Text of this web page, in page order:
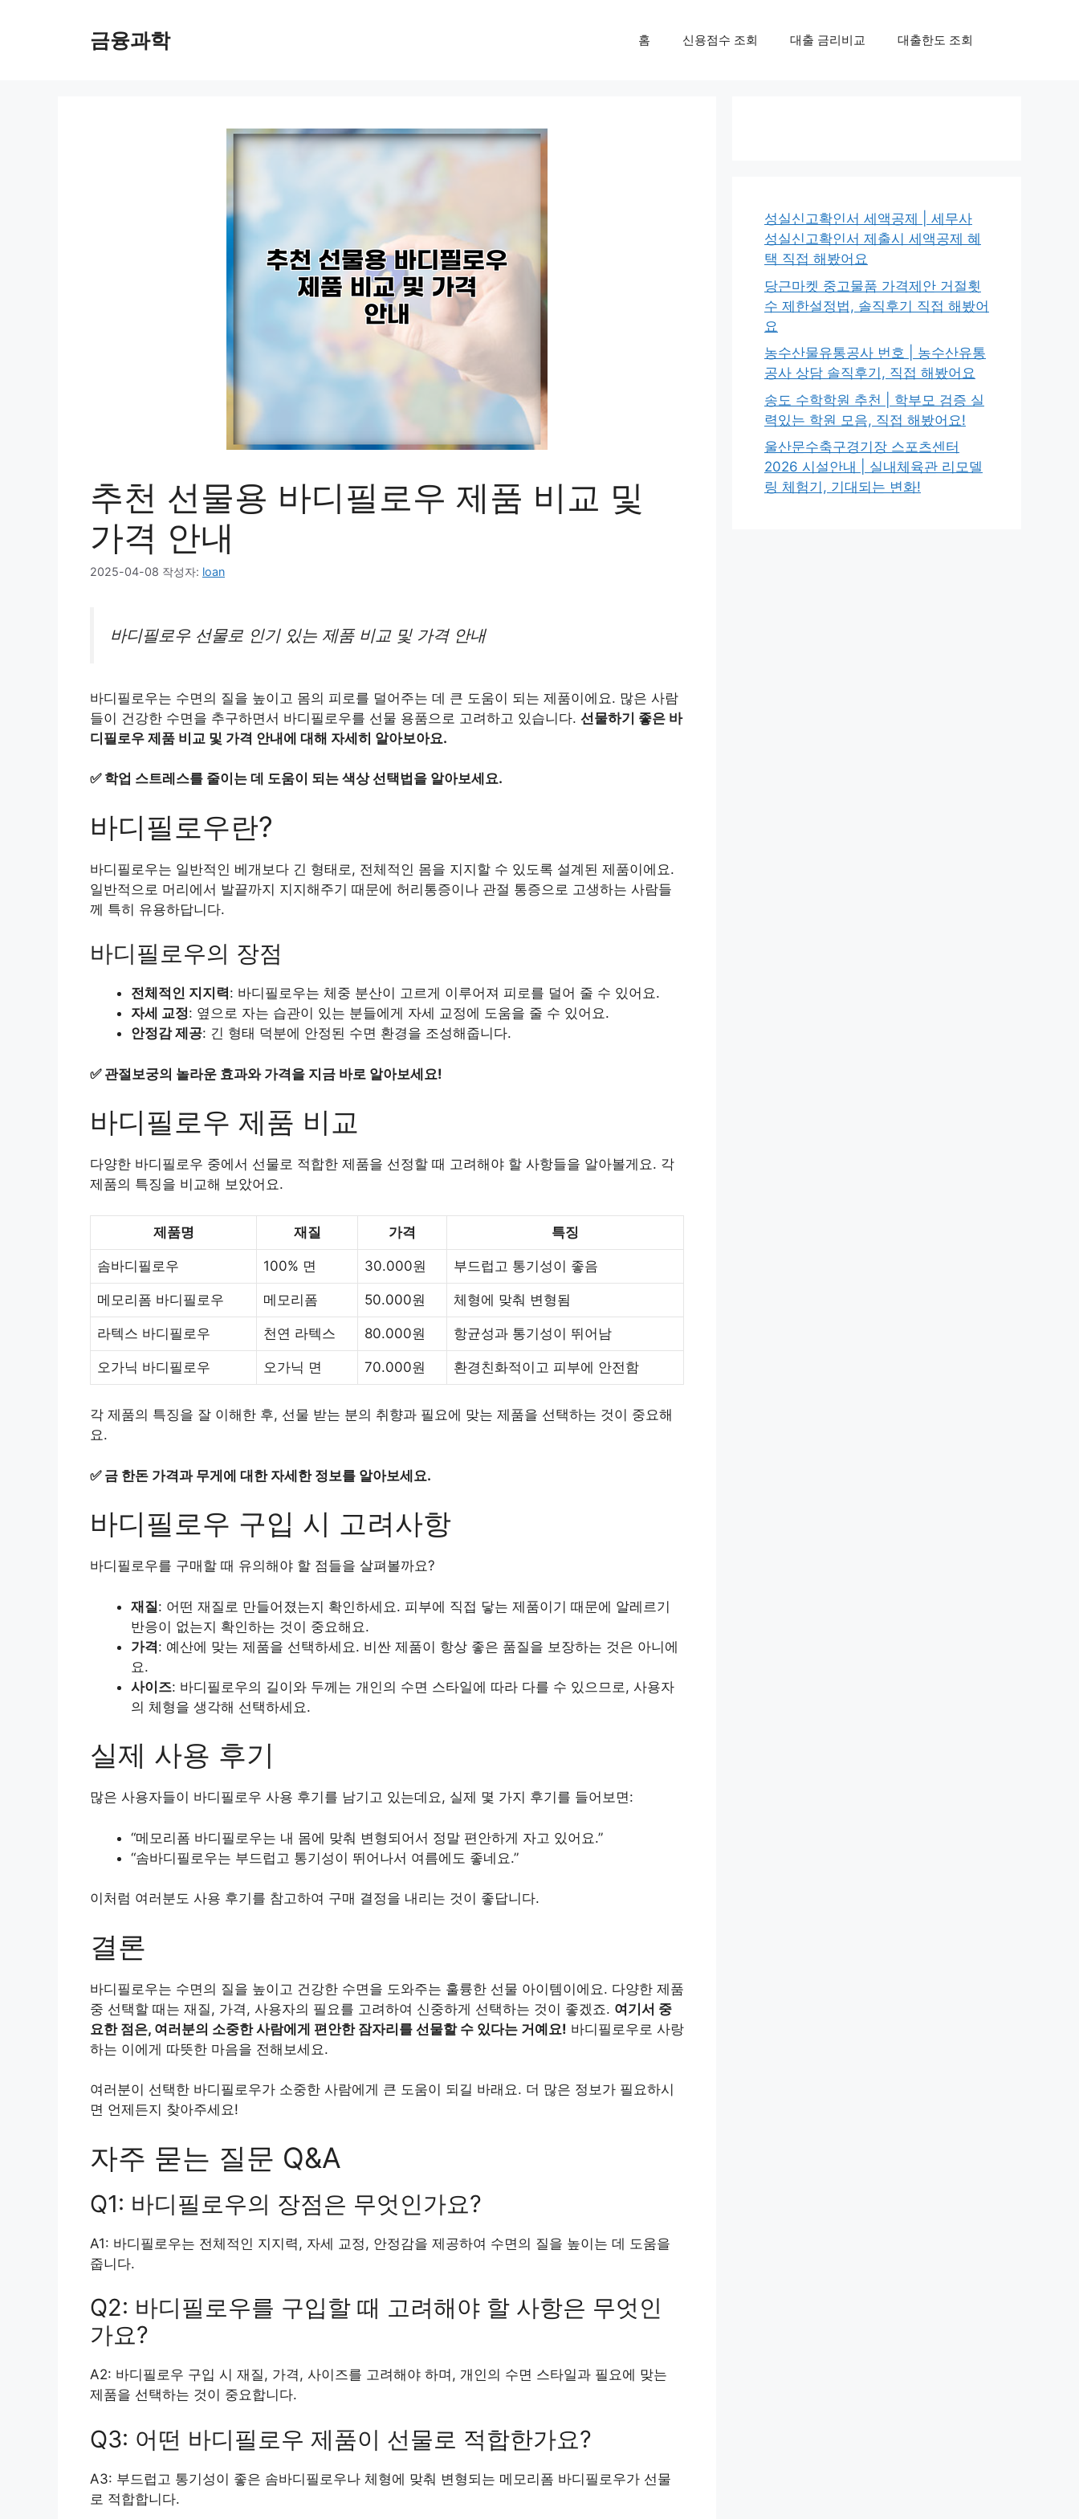
금융과학 홈 신용점수 조회 대출 금리비교 대출한도 조회
추천 선물용 바디필로우 제품 비교 및
가격 안내
2025-04-08 작성자: loan
바디필로우 선물로 인기 있는 제품 비교 및 가격 안내
바디필로우는 수면의 질을 높이고 몸의 피로를 덜어주는 데 큰 도움이 되는 제품이에요. 많은 사람
들이 건강한 수면을 추구하면서 바디필로우를 선물 용품으로 고려하고 있습니다. 선물하기 좋은 바
디필로우 제품 비교 및 가격 안내에 대해 자세히 알아보아요.
✅ 학업 스트레스를 줄이는 데 도움이 되는 색상 선택법을 알아보세요.
바디필로우란?
바디필로우는 일반적인 베개보다 긴 형태로, 전체적인 몸을 지지할 수 있도록 설계된 제품이에요.
일반적으로 머리에서 발끝까지 지지해주기 때문에 허리통증이나 관절 통증으로 고생하는 사람들
께 특히 유용하답니다.
바디필로우의 장점
전체적인 지지력: 바디필로우는 체중 분산이 고르게 이루어져 피로를 덜어 줄 수 있어요.
자세 교정: 옆으로 자는 습관이 있는 분들에게 자세 교정에 도움을 줄 수 있어요.
안정감 제공: 긴 형태 덕분에 안정된 수면 환경을 조성해줍니다.
✅ 관절보궁의 놀라운 효과와 가격을 지금 바로 알아보세요!
바디필로우 제품 비교
다양한 바디필로우 중에서 선물로 적합한 제품을 선정할 때 고려해야 할 사항들을 알아볼게요. 각
제품의 특징을 비교해 보았어요.
제품명 재질 가격 특징
솜바디필로우 100% 면 30.000원 부드럽고 통기성이 좋음
메모리폼 바디필로우 메모리폼 50.000원 체형에 맞춰 변형됨
라텍스 바디필로우 천연 라텍스 80.000원 항균성과 통기성이 뛰어남
오가닉 바디필로우 오가닉 면 70.000원 환경친화적이고 피부에 안전함
각 제품의 특징을 잘 이해한 후, 선물 받는 분의 취향과 필요에 맞는 제품을 선택하는 것이 중요해
요.
✅ 금 한돈 가격과 무게에 대한 자세한 정보를 알아보세요.
바디필로우 구입 시 고려사항
바디필로우를 구매할 때 유의해야 할 점들을 살펴볼까요?
재질: 어떤 재질로 만들어졌는지 확인하세요. 피부에 직접 닿는 제품이기 때문에 알레르기
반응이 없는지 확인하는 것이 중요해요.
가격: 예산에 맞는 제품을 선택하세요. 비싼 제품이 항상 좋은 품질을 보장하는 것은 아니에
요.
사이즈: 바디필로우의 길이와 두께는 개인의 수면 스타일에 따라 다를 수 있으므로, 사용자
의 체형을 생각해 선택하세요.
실제 사용 후기
많은 사용자들이 바디필로우 사용 후기를 남기고 있는데요, 실제 몇 가지 후기를 들어보면:
“메모리폼 바디필로우는 내 몸에 맞춰 변형되어서 정말 편안하게 자고 있어요.”
“솜바디필로우는 부드럽고 통기성이 뛰어나서 여름에도 좋네요.”
이처럼 여러분도 사용 후기를 참고하여 구매 결정을 내리는 것이 좋답니다.
결론
바디필로우는 수면의 질을 높이고 건강한 수면을 도와주는 훌륭한 선물 아이템이에요. 다양한 제품
중 선택할 때는 재질, 가격, 사용자의 필요를 고려하여 신중하게 선택하는 것이 좋겠죠. 여기서 중
요한 점은, 여러분의 소중한 사람에게 편안한 잠자리를 선물할 수 있다는 거예요! 바디필로우로 사랑
하는 이에게 따뜻한 마음을 전해보세요.
여러분이 선택한 바디필로우가 소중한 사람에게 큰 도움이 되길 바래요. 더 많은 정보가 필요하시
면 언제든지 찾아주세요!
자주 묻는 질문 Q&A
Q1: 바디필로우의 장점은 무엇인가요?
A1: 바디필로우는 전체적인 지지력, 자세 교정, 안정감을 제공하여 수면의 질을 높이는 데 도움을
줍니다.
Q2: 바디필로우를 구입할 때 고려해야 할 사항은 무엇인
가요?
A2: 바디필로우 구입 시 재질, 가격, 사이즈를 고려해야 하며, 개인의 수면 스타일과 필요에 맞는
제품을 선택하는 것이 중요합니다.
Q3: 어떤 바디필로우 제품이 선물로 적합한가요?
A3: 부드럽고 통기성이 좋은 솜바디필로우나 체형에 맞춰 변형되는 메모리폼 바디필로우가 선물
로 적합합니다.
성실신고확인서 세액공제 | 세무사
성실신고확인서 제출시 세액공제 혜
택 직접 해봤어요
당근마켓 중고물품 가격제안 거절횟
수 제한설정법, 솔직후기 직접 해봤어
요
농수산물유통공사 번호 | 농수산유통
공사 상담 솔직후기, 직접 해봤어요
송도 수학학원 추천 | 학부모 검증 실
력있는 학원 모음, 직접 해봤어요!
울산문수축구경기장 스포츠센터
2026 시설안내 | 실내체육관 리모델
링 체험기, 기대되는 변화!